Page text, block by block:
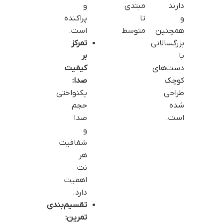
دارند
و
همچنین
بزرگسالانی
با
دست‌های
کوچک
طراحی
شده
است.
مبتدی
تا
متوسط
و
پراکنده
است.
تمرکز
بر
کیفیت
صدا:
یکنواختی
حجم
صدا
و
شفافیت
هر
نت
اهمیت
دارد.
تقسیم‌بندی
تمرین: